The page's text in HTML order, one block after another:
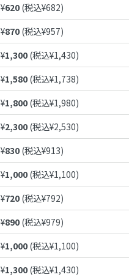
¥620 (税込¥682)
¥870 (税込¥957)
¥1,300 (税込¥1,430)
¥1,580 (税込¥1,738)
¥1,800 (税込¥1,980)
¥2,300 (税込¥2,530)
¥830 (税込¥913)
¥1,000 (税込¥1,100)
¥720 (税込¥792)
¥890 (税込¥979)
¥1,000 (税込¥1,100)
¥1,300 (税込¥1,430)